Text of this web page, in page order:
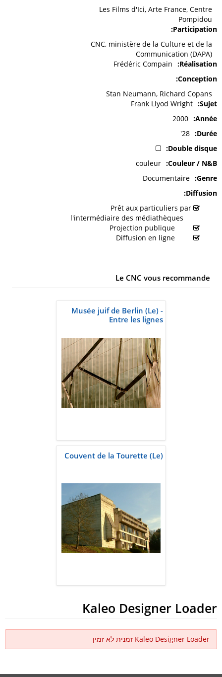
Les Films d'Ici, Arte France, Centre
Pompidou
Participation
CNC, ministère de la Culture et de la
Communication (DAPA)
Réalisation
Frédéric Compain
Conception
Stan Neumann, Richard Copans
Sujet
Frank Llyod Wright
Année
2000
Durée
28'
Double disque
Couleur / N&B
couleur
Genre
Documentaire
Diffusion
Prêt aux particuliers par
l'intermédiaire des médiathèques
Le CNC vous recommande
Musée juif de Berlin (Le) -
Entre les lignes
Couvent de la Tourette (Le)
Kaleo Designer Loader
Kaleo Designer Loader זמנית לא זמין